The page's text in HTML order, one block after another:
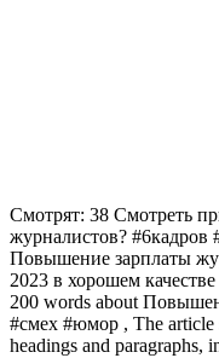
Смотрят: 38 Смотреть
журналистов?
Повышение зарплаты
2023 в хорошем
200 words about
#смех #юмор , The
headings and paragraphs,